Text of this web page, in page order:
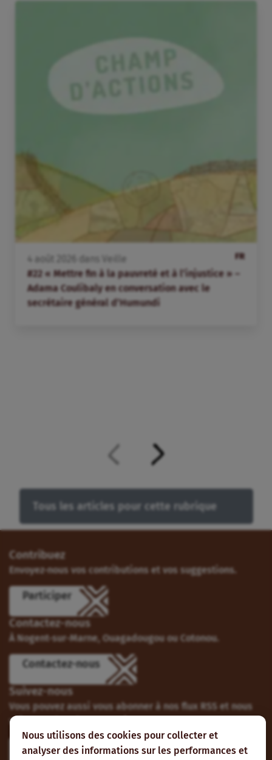
Nous utilisons des cookies pour collecter et
analyser des informations sur les performances et
FR
août dans
Veille
#22 « Mettre fin à la pauvreté et à l’injustice » –
Adama Coulibaly en conversation avec le
secrétaire général d’Humundi
Tous les articles pour cette rubrique
Contribuez
Envoyez-nous vos contributions et vos suggestions.
Participer
Contactez-nous
À Nogent-sur-Marne, Ouagadougou ou Cotonou.
Contactez-nous
Suivez-nous
Vous pouvez aussi vous abonner à nos flux RSS et nous
suivre sur les réseaux sociaux.